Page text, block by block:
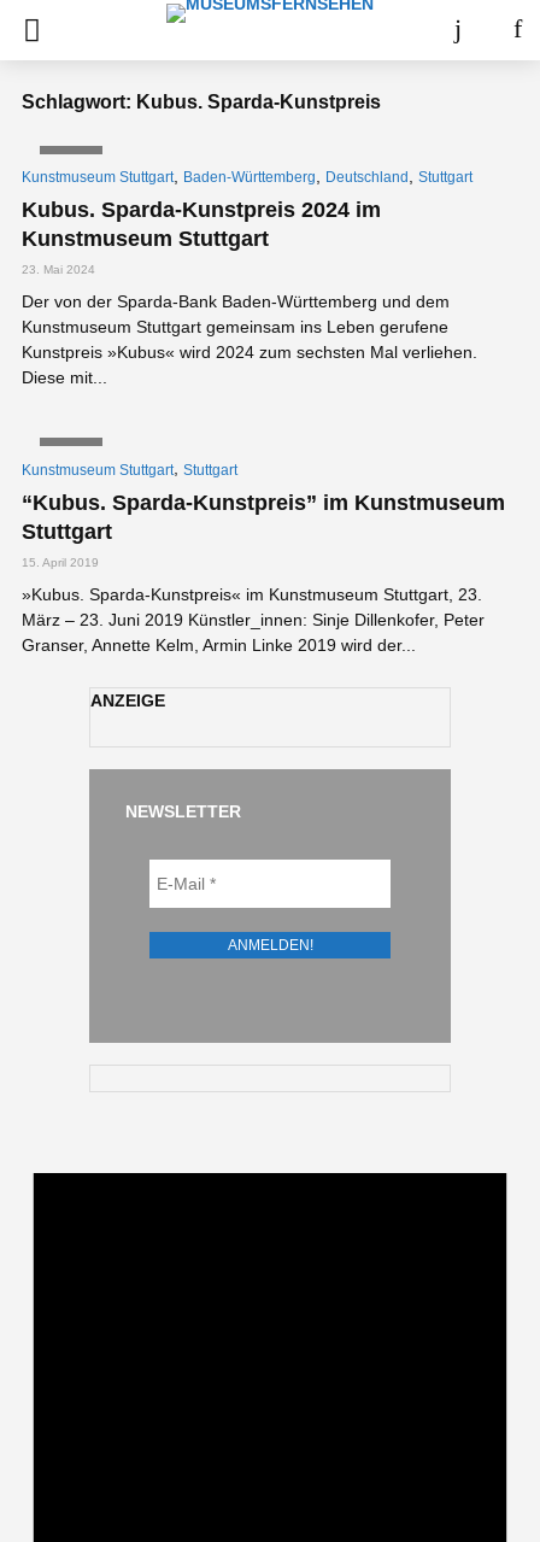
Schlagwort: Kubus. Sparda-Kunstpreis
Kunstmuseum Stuttgart Baden-Württemberg Deutschland Stuttgart
Kubus. Sparda-Kunstpreis 2024 im
Kunstmuseum Stuttgart
23. Mai 2024
Der von der Sparda-Bank Baden-Württemberg und dem
Kunstmuseum Stuttgart gemeinsam ins Leben gerufene
Kunstpreis »Kubus« wird 2024 zum sechsten Mal verliehen.
Diese mit...
Kunstmuseum Stuttgart, Stuttgart
“Kubus. Sparda-Kunstpreis” im Kunstmuseum
Stuttgart
15. April 2019
»Kubus. Sparda-Kunstpreis« im Kunstmuseum Stuttgart, 23.
März – 23. Juni 2019 Künstler_innen: Sinje Dillenkofer, Peter
Granser, Annette Kelm, Armin Linke 2019 wird der...
ANZEIGE
NEWSLETTER